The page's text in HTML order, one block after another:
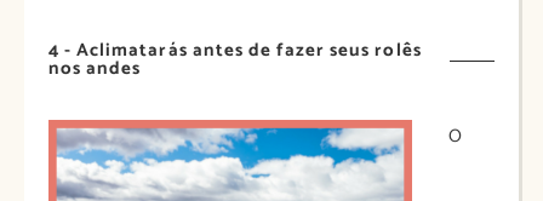
4 - Aclimatarás antes de fazer seus rolês
nos andes
O